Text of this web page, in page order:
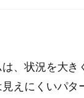
、状況を大き
えにくいパタ